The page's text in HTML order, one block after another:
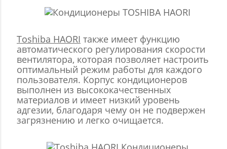
Toshiba HAORI также имеет функцию
автоматического регулирования скорости
вентилятора, которая позволяет настроить
оптимальный режим работы для каждого
пользователя. Корпус кондиционеров
выполнен из высококачественных
материалов и имеет низкий уровень
адгезии, благодаря чему он не подвержен
загрязнению и легко очищается.